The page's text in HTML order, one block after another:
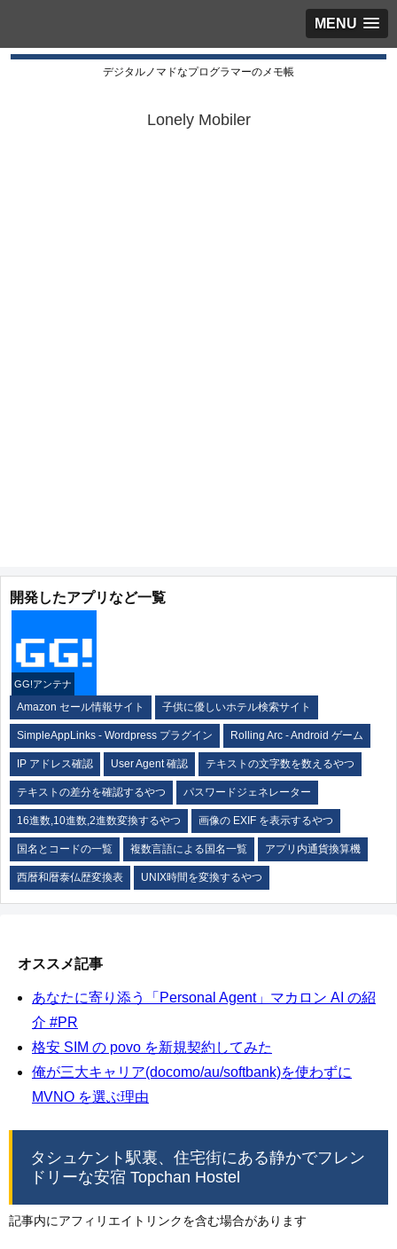
MENU
デジタルノマドなプログラマーのメモ帳
Lonely Mobiler
開発したアプリなど一覧
GG!アンテナ
Amazon セール情報サイト 子供に優しいホテル検索サイト
SimpleAppLinks - Wordpress プラグイン Rolling Arc - Android ゲーム
IP アドレス確認 User Agent 確認 テキストの文字数を数えるやつ
テキストの差分を確認するやつ パスワードジェネレーター
16進数,10進数,2進数変換するやつ 画像の EXIF を表示するやつ
国名とコードの一覧 複数言語による国名一覧 アプリ内通貨換算機
西暦和暦泰仏歴変換表 UNIX時間を変換するやつ
オススメ記事
あなたに寄り添う「Personal Agent」マカロン AI の紹
介 #PR
格安 SIM の povo を新規契約してみた
俺が三大キャリア(docomo/au/softbank)を使わずに
MVNO を選ぶ理由
タシュケント駅裏、住宅街にある静かでフレン
ドリーな安宿 Topchan Hostel
記事内にアフィリエイトリンクを含む場合があります